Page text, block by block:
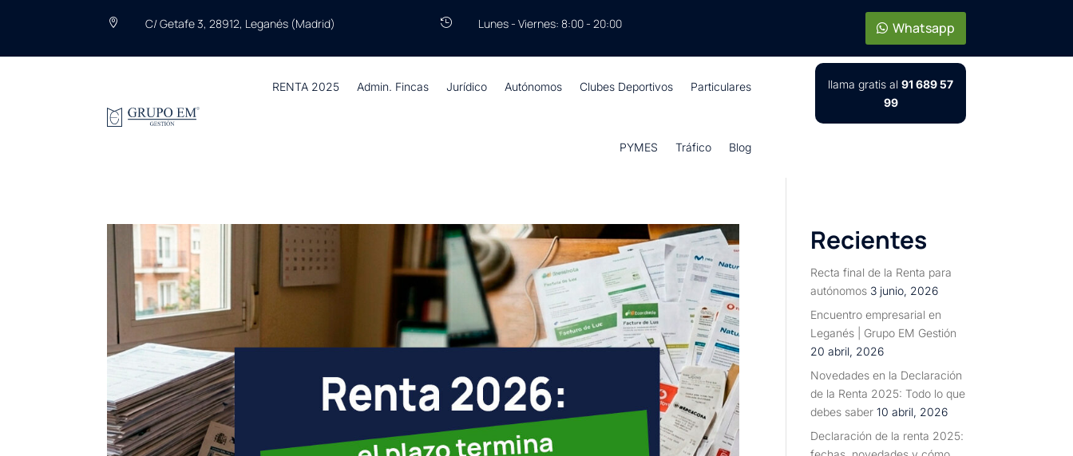
 C/ Getafe 3, 28912, Leganés (Madrid)  Lunes - Viernes: 8:00 - 20:00 Whatsapp
RENTA 2025 Admin. Fincas Jurídico Autónomos Clubes Deportivos Particulares
PYMES Tráfico Blog
llama gratis al91 689 57
99
Recientes
Recta final de la Renta para
autónomos 3 junio, 2026
Encuentro empresarial en
Leganés | Grupo EM Gestión
20 abril, 2026
Novedades en la Declaración
de la Renta 2025: Todo lo que
debes saber 10 abril, 2026
Declaración de la renta 2025: